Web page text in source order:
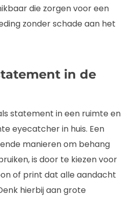
die zorgen voor een
zonder schade aan het
in de
statement in een ruimte en
eyecatcher in huis. Een
manieren om behang
is door te kiezen voor
of print dat alle aandacht
hierbij aan grote